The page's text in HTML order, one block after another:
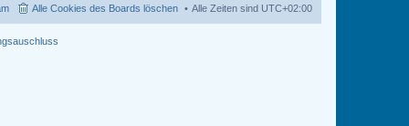
t
r
Alle Zeiten sind UTC+02:00
Alle Cookies des Boards löschen